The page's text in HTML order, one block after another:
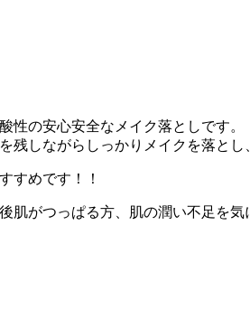
性の安心安全なメイク落としです。
しながらしっかりメイクを落とし
すめです！！
がつっぱる方、肌の潤い不足を気